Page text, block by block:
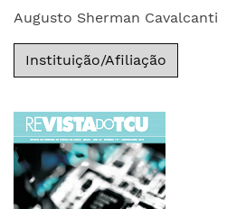
Augusto Sherman Cavalcanti
Instituição/Afiliação